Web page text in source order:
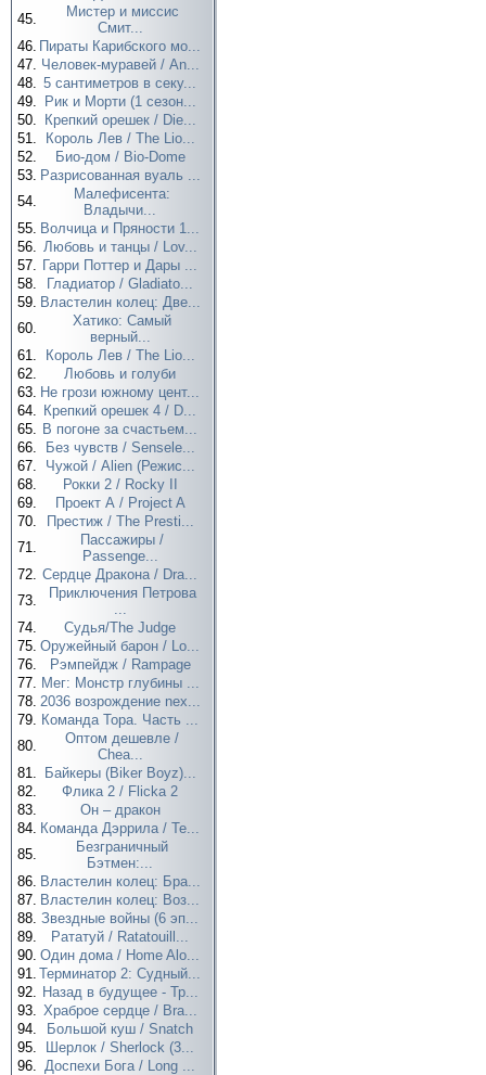
45.
Мистер и миссис
Смит...
46. Пираты Карибского мо...
47. Человек-муравей / An...
48. 5 сантиметров в секу...
49.
Рик и Морти (1 сезон...
50.
Крепкий орешек / Die...
51.
Король Лев / The Lio...
52.
Био-дом / Bio-Dome
53. Разрисованная вуаль ...
54.
Малефисента:
Владычи...
55. Волчица и Пряности 1...
56. Любовь и танцы / Lov...
57. Гарри Поттер и Дары ...
58.
Гладиатор / Gladiato...
59. Властелин колец: Две...
60.
Хатико: Самый
верный...
61.
Король Лев / The Lio...
62.
Любовь и голуби
63. Не грози южному цент...
64. Крепкий орешек 4 / D...
65. В погоне за счастьем...
66.
Без чувств / Sensele...
67.
Чужой / Alien (Режис...
68.
Рокки 2 / Rocky II
69.
Проект А / Project A
70.
Престиж / The Presti...
71.
Пассажиры /
Passenge...
72. Сердце Дракона / Dra...
73.
Приключения Петрова
...
74.
Судья/The Judge
75. Оружейный барон / Lo...
76.
Рэмпейдж / Rampage
77. Мег: Монстр глубины ...
78. 2036 возрождение nex...
79. Команда Тора. Часть ...
80.
Оптом дешевле /
Chea...
81.
Байкеры (Biker Boyz)...
82.
Флика 2 / Flicka 2
83.
Он – дракон
84. Команда Дэррила / Te...
85.
Безграничный
Бэтмен:...
86. Властелин колец: Бра...
87. Властелин колец: Воз...
88. Звездные войны (6 эп...
89.
Рататуй / Ratatouill...
90. Один дома / Home Alo...
91. Терминатор 2: Судный...
92. Назад в будущее - Тр...
93. Храброе сердце / Bra...
94.
Большой куш / Snatch
95.
Шерлок / Sherlock (3...
96. Доспехи Бога / Long ...